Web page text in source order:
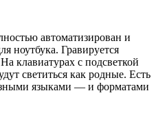
автоматизирован и
ноутбука. Гравируется
клавиатурах с подсветкой
светиться как родные. Есть
языками — и форматами